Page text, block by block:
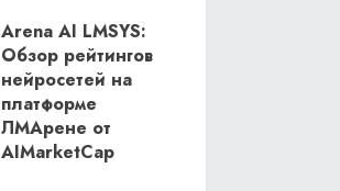
Arena AI LMSYS:
Обзор рейтингов
нейросетей на
платформе
ЛМАрене от
AIMarketCap